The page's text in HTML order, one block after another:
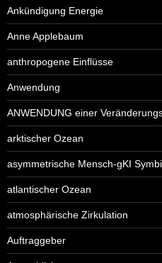
Ankündigung Energie
Anne Applebaum
anthropogene Einflüsse
Anwendung
ANWENDUNG einer
arktischer Ozean
asymmetrische Mensch-gKI
atlantischer Ozean
atmosphärische Zirkulation
Auftraggeber